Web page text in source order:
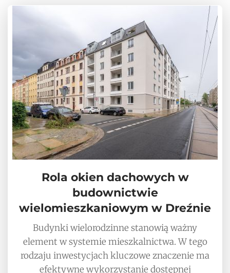
Rola okien dachowych w
budownictwie
wielomieszkaniowym w Dreźnie
Budynki wielorodzinne stanowią ważny
element w systemie mieszkalnictwa. W tego
rodzaju inwestycjach kluczowe znaczenie ma
efektywne wykorzystanie dostępnej